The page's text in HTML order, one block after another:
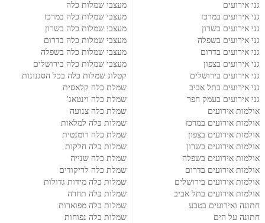
גני אירועים
גני אירועים במרכז
גני אירועים בשרון
גני אירועים בשפלה
גני אירועים בדרום
גני אירועים בצפון
גני אירועים בירושלים
גני אירועים בתל אביב
גני אירועים בעמק חפר
אולמות אירועים
אולמות אירועים במרכז
אולמות אירועים בצפון
אולמות אירועים בשרון
אולמות אירועים בשפלה
אולמות אירועים בדרום
אולמות אירועים בירושלים
אולמות אירועים בתל אביב
חתונה ואירועים בטבע
חתונה על הים
מעצבי שמלות כלה
מעצבי שמלות כלה במרכז
מעצבי שמלות כלה בשרון
מעצבי שמלות כלה בדרום
מעצבי שמלות כלה בשפלה
מעצבי שמלות כלה בירושלים
קטלוג שמלות כלה בכל הסגנונות
שמלת כלה קלאסית
שמלת כלה וינטאג'
שמלת כלה צנועה
שמלות כלה למלאות
שמלת כלה רומנטית
שמלות כלה חלקות
שמלת כלה שנייה
שמלת כלה לריקודים
שמלות כלה מידות גדולות
שמלות כלה תחרה
שמלות כלה מפוארות
שמלות כלה נפוחות